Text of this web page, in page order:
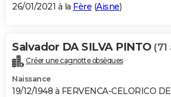
26/01/2021 à la Fère (Aisne)
Salvador DA SILVA PINTO (71
Créer une cagnotte obsèques
Naissance
19/12/1948 à FERVENCA-CELORICO